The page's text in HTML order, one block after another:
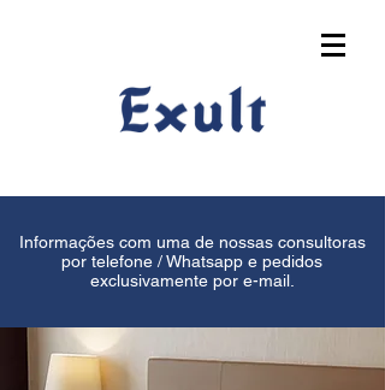
Informações com uma de nossas consultoras
por telefone / Whatsapp e pedidos
exclusivamente por e-mail.